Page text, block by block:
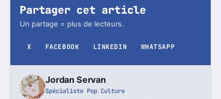
Partager cet article
Un partage = plus de lecteurs.
X FACEBOOK LINKEDIN WHATSAPP
Jordan Servan
Spécialiste Pop Culture